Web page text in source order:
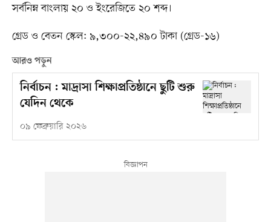
সর্বনিম্ন বাংলায় ২০ ও ইংরেজিতে ২০ শব্দ।
গ্রেড ও বেতন স্কেল: ৯,৩০০-২২,৪৯০ টাকা (গ্রেড-১৬)
আরও পড়ুন
নির্বাচন : মাদ্রাসা শিক্ষাপ্রতিষ্ঠানে ছুটি শুরু
যেদিন থেকে
০৯ ফেব্রুয়ারি ২০২৬